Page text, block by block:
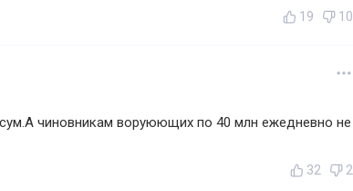
19 10
сум.А чиновникам воруюющих по 40 млн ежедневно не
32 2